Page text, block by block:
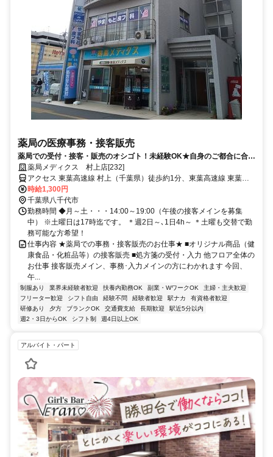
薬局の医療事務・接客販売
薬局での受付・接客・販売のオシゴト！未経験OK★自身のご都合に合わ
せた働き方が可能です！
薬局メディクス 村上店[232]
アクセス 東葉高速線 村上（千葉県）徒歩約1分、東葉高速線 東葉勝
田台栄町駐輪場口徒歩約15分、京成本線 勝田台T1口徒歩約16分
時給1,300円
千葉県八千代市
勤務時間 ◆月～土・・・14:00～19:00（午後の接客メインを募集
中） ※土曜日は17時迄です。 ＊週2日～､1日4h～ ＊土曜も交替で勤
務可能な方希望！
仕事内容 ★薬局での事務・接客販売のお仕事★ ■オリジナル商品（健
康食品・化粧品等）の接客販売 ■処方箋の受付・入力 他フロア全体の
お仕事 接客販売メイン、事務･入力メインの方にわかれます 今回、
午...
制服あり 業界未経験者歓迎 扶養内勤務OK 副業・WワークOK
主婦・主夫歓迎
フリーター歓迎
シフト自由 経験不問 経験者歓迎 駅ナカ
有資格者歓迎
研修あり
夕方 ブランクOK 交通費支給 長期歓迎
駅近5分以内
週2・3日からOK
シフト制 週4日以上OK
アルバイト・パート